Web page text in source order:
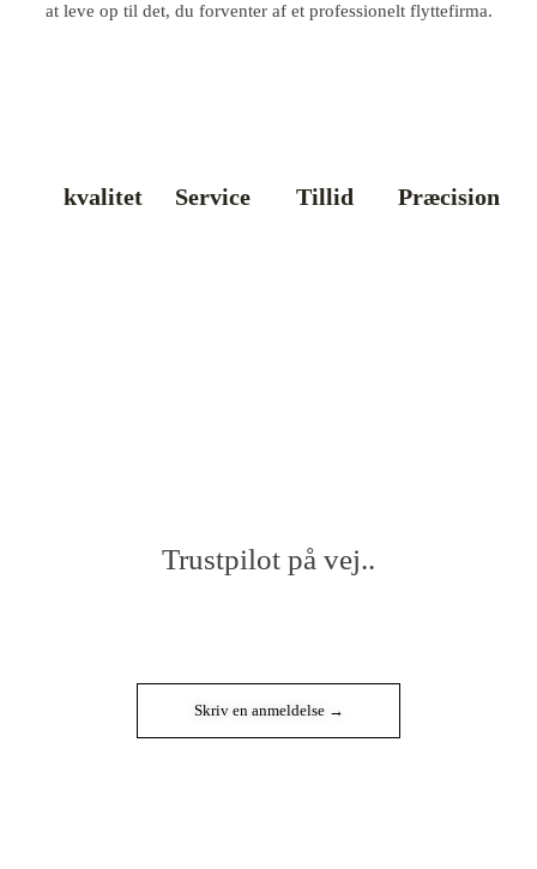
at leve op til det, du forventer af et professionelt flyttefirma.
kvalitet Service Tillid Præcision
Trustpilot på vej..
Skriv en anmeldelse →